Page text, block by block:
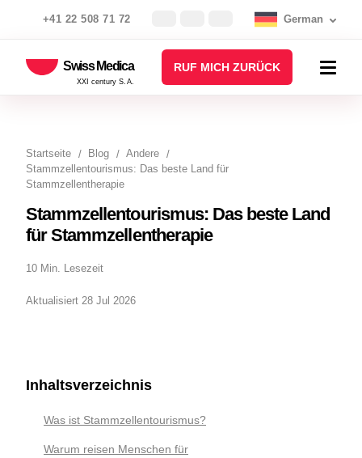
+41 22 508 71 72 German
Swiss Medica
XXI century S.A.
RUF MICH ZURÜCK
Startseite Blog
Andere
Stammzellentourismus: Das beste Land für
Stammzellentherapie
Stammzellentourismus: Das beste Land
für Stammzellentherapie
10 Min. Lesezeit
Aktualisiert 28 Jul 2026
Inhaltsverzeichnis
Was ist Stammzellentourismus?
Warum reisen Menschen für